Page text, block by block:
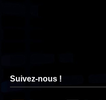
Suivez-nous !